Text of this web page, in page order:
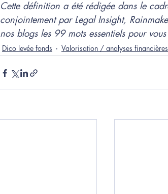
Cette définition a été rédigée dans le
conjointement par Legal Insight,
nos blogs les 99 mots essentiels pour
Dico levée fonds Valorisation / analyses financières